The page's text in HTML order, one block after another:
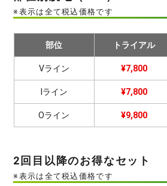
※表示は全て税込価格です
部位 トライアル
Vライン ¥7,800
Iライン ¥7,800
Oライン ¥9,800
2回目以降のお得なセット
※表示は全て税込価格です